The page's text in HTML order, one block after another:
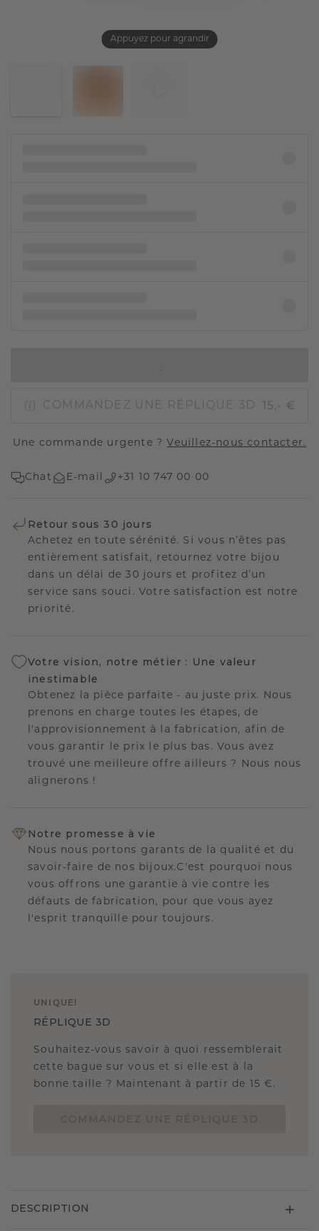
Appuyez pour agrandir
COMMANDEZ UNE RÉPLIQUE 3D 15,- €
Une commande urgente ?Veuillez-nous contacter.
Chat E-mail +31 10 747 00 00
Retour sous 30 jours
Achetez en toute sérénité. Si vous n’êtes pas
entièrement satisfait, retournez votre bijou
dans un délai de 30 jours et profitez d’un
service sans souci. Votre satisfaction est notre
priorité.
Votre vision, notre métier : Une valeur
inestimable
Obtenez la pièce parfaite - au juste prix. Nous
prenons en charge toutes les étapes, de
l'approvisionnement à la fabrication, afin de
vous garantir le prix le plus bas. Vous avez
trouvé une meilleure offre ailleurs ? Nous nous
alignerons !
Notre promesse à vie
Nous nous portons garants de la qualité et du
savoir-faire de nos bijoux.C'est pourquoi nous
vous offrons une garantie à vie contre les
défauts de fabrication, pour que vous ayez
l'esprit tranquille pour toujours.
UNIQUE !
RÉPLIQUE 3D
Souhaitez-vous savoir à quoi ressemblerait
cette bague sur vous et si elle est à la
bonne taille ? Maintenant à partir de 15 €.
DESCRIPTION